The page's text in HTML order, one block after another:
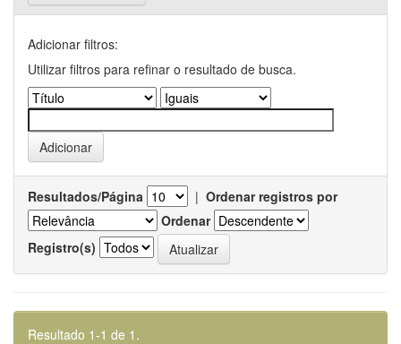
Adicionar filtros:
Utilizar filtros para refinar o resultado de busca.
Resultados/Página | Ordenar registros por
Ordenar
Registro(s)
Resultado 1-1 de 1.